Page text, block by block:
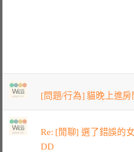
[問題/行為] 貓晚上進
Re: [閒聊] 選了錯誤的
DD